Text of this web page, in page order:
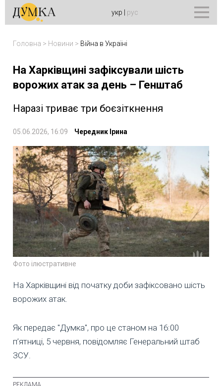
укр рус
Головна > Новини > Війна в Україні
На Харківщині зафіксували шість
ворожих атак за день – Генштаб
Наразі триває три боєзіткнення
05.06.2026, 16:09 Чередник Ірина
Фото ілюстративне
На Харківщині від початку доби зафіксовано шість
ворожих атак.
Як передає "Думка", про це станом на 16:00
п’ятниці, 5 червня, повідомляє Генеральний штаб
ЗСУ.